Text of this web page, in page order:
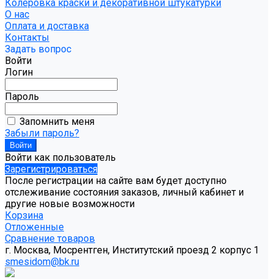
Колеровка краски и декоративной штукатурки
О нас
Оплата и доставка
Контакты
Задать вопрос
Войти
Логин
Пароль
Запомнить меня
Забыли пароль?
Войти как пользователь
Зарегистрироваться
После регистрации на сайте вам будет доступно
отслеживание состояния заказов, личный кабинет и
другие новые возможности
Корзина
Отложенные
Сравнение товаров
г. Москва, Мосрентген, Институтский проезд 2 корпус 1
smesidom@bk.ru